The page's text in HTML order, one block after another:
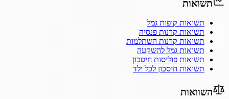
תשואות
תשואות קופות גמל
תשואות קרנות פנסיה
תשואות קרנות השתלמות
תשואות גמל להשקעה
תשואות פוליסות חיסכון
תשואות חיסכון לכל ילד
השוואות